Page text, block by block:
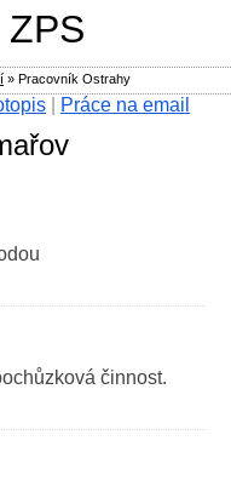
činnost.
Práce na email
» Pracovník Ostrahy